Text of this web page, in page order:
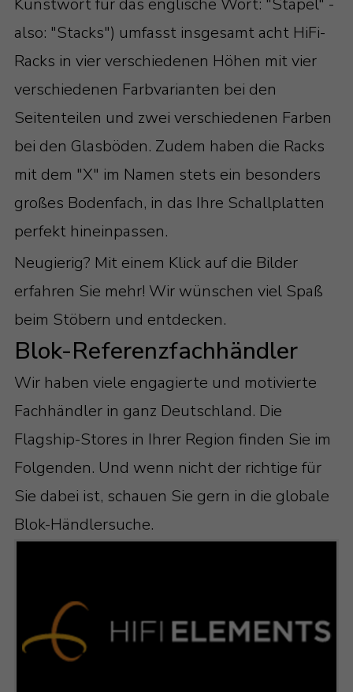
also: "Stacks") umfasst insgesamt acht HiFi-
Racks in vier verschiedenen Höhen mit vier
verschiedenen Farbvarianten bei den
Seitenteilen und zwei verschiedenen Farben
bei den Glasböden. Zudem haben die Racks
mit dem "X" im Namen stets ein besonders
großes Bodenfach, in das Ihre Schallplatten
perfekt hineinpassen.
Neugierig? Mit einem Klick auf die Bilder
erfahren Sie mehr! Wir wünschen viel Spaß
beim Stöbern und entdecken.
Blok-Referenzfachhändler
Wir haben viele engagierte und motivierte
Fachhändler in ganz Deutschland. Die
Flagship-Stores in Ihrer Region finden Sie im
Folgenden. Und wenn nicht der richtige für
Sie dabei ist, schauen Sie gern in die globale
Blok-Händlersuche.